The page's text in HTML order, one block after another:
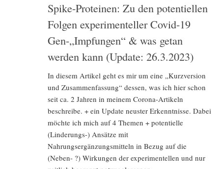
Spike-Proteinen: Zu den potentiellen
Folgen experimenteller Covid-19
Gen-„Impfungen“ & was getan
werden kann (Update: 26.3.2023)
In diesem Artikel geht es mir um eine „Kurzversion
und Zusammenfassung“ dessen, was ich hier schon
seit ca. 2 Jahren in meinem Corona-Artikeln
beschreibe. + ein Update neuster Erkenntnisse. Dabei
möchte ich mich auf 4 Themen + potentielle
(Linderungs-) Ansätze mit
Nahrungsergänzungsmitteln in Bezug auf die
(Neben- ?) Wirkungen der experimentellen und nur